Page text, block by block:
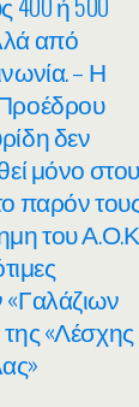
από
– Η
δεν
μόνο
παρόν
του
«Λέσχης